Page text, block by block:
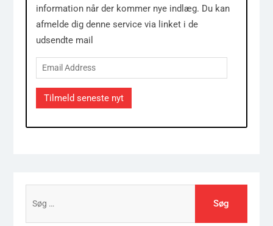
information når der kommer nye indlæg. Du kan
afmelde dig denne service via linket i de
udsendte mail
Email
Address
Tilmeld seneste nyt
efter: